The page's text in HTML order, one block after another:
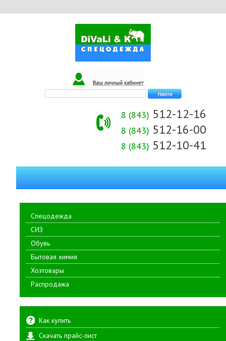
8 (843) 512-12-16
8 (843) 512-16-00
8 (843) 512-10-41
Спецодежда
СИЗ
Обувь
Бытовая химия
Хозтовары
Распродажа
Как купить
Скачать прайс-лист